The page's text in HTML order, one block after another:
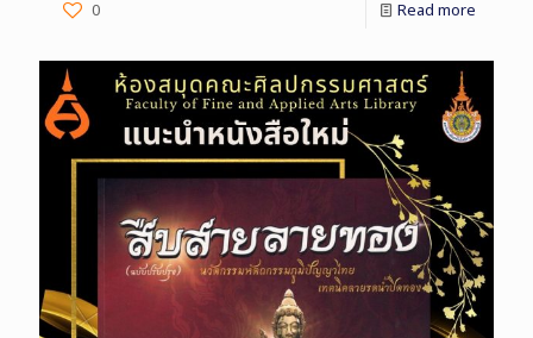
0 Read more